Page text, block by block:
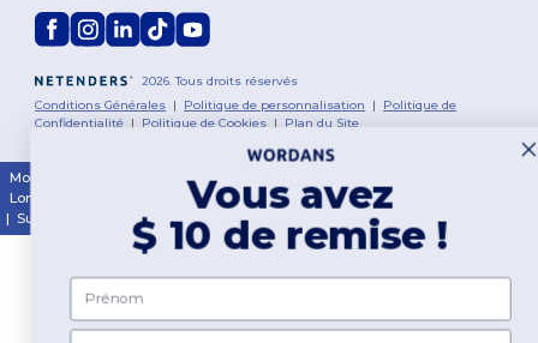
2026. Tous droits réservés
Conditions Générales | Politique de personnalisation | Politique de
Confidentialité | Politique de Cookies | Plan du Site
Montréal Québec Gatineau
London
Calgary|Edmonton |Vancouver|
| Surrey Mississauga |Markham
Vous avez
$ 10 de remise !
Prénom
Email